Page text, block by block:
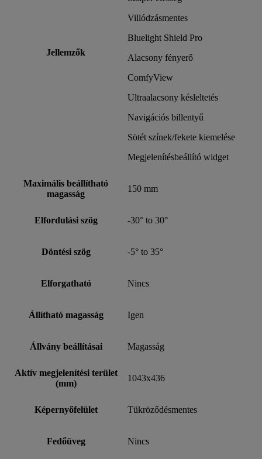
Jellemzők
Villódzásmentes
Bluelight Shield Pro
Alacsony fényerő
ComfyView
Ultraalacsony késleltetés
Navigációs billentyű
Sötét színek/fekete kiemelése
Megjelenítésbeállító widget
Maximális beállítható
magasság
150 mm
Elfordulási szög -30° to 30°
Döntési szög -5° to 35°
Elforgatható Nincs
Állítható magasság Igen
Állvány beállításai Magasság
Aktív megjelenítési terület
(mm)
1043x436
Képernyőfelület Tükröződésmentes
Fedőüveg Nincs